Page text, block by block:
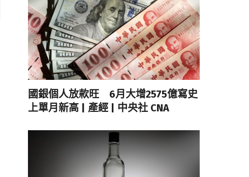
國銀個人放款旺 6月大增2575億寫史
上單月新高 | 產經 | 中央社 CNA